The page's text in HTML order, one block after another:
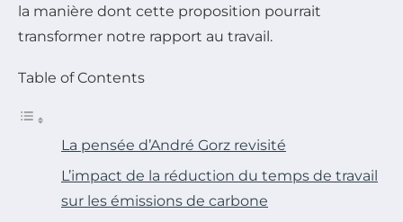
la manière dont cette proposition pourrait
transformer notre rapport au travail.
Table of Contents
La pensée d’André Gorz revisité
L’impact de la réduction du temps de travail
sur les émissions de carbone